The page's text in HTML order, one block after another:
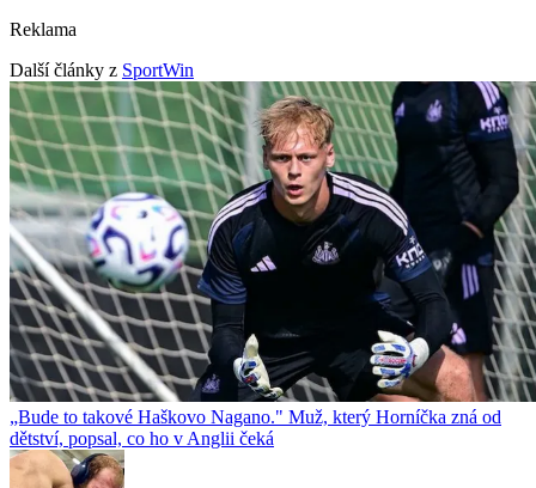
Reklama
Další články z SportWin
„Bude to takové Haškovo Nagano." Muž, který Horníčka zná od
dětství, popsal, co ho v Anglii čeká